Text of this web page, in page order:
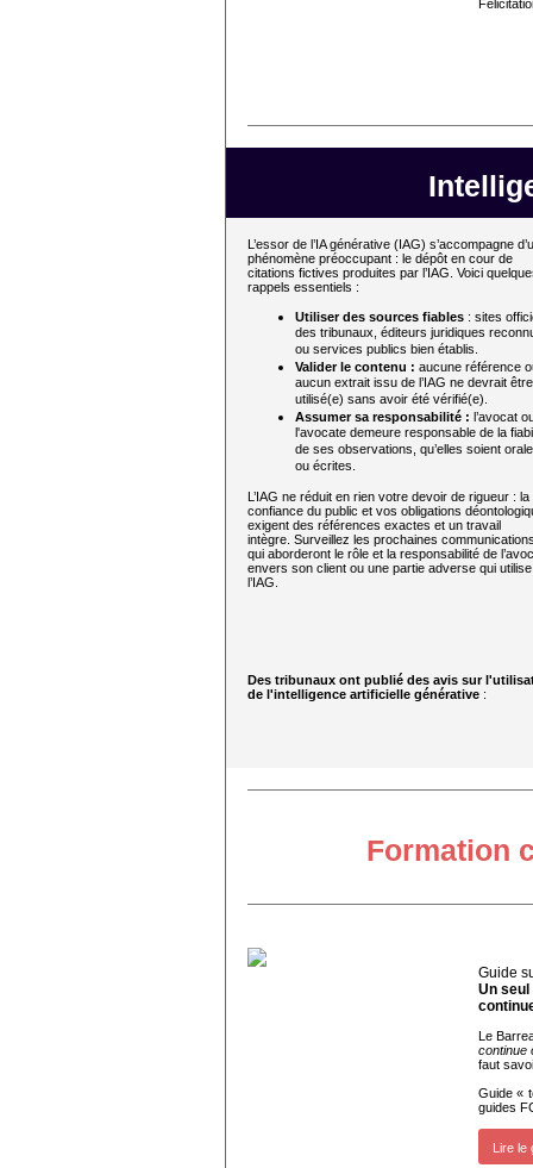
L’essor de l’IA générative (IAG) s’accompagne
phénomène préoccupant : le dépôt en cour de
citations fictives produites par l’IAG. Voici
rappels essentiels :
Utiliser des sources fiables : sites
des tribunaux, éditeurs juridiques
ou services publics bien établis.
Valider le contenu : aucune référence
aucun extrait issu de l’IAG ne devrait être
utilisé(e) sans avoir été vérifié(e).
Assumer sa responsabilité : l’avocat
l'avocate demeure responsable de la
de ses observations, qu’elles soient
ou écrites.
L’IAG ne réduit en rien votre devoir de rigueur : la
confiance du public et vos obligations
exigent des références exactes et un travail
intègre. Surveillez les prochaines
qui aborderont le rôle et la responsabilité de
envers son client ou une partie adverse qui utilise
l’IAG.
Des tribunaux ont publié des avis sur
de l'intelligence artificielle générative :
Formation
Guide
Un
Le
continue
faut
Guide «
guides
Lire le